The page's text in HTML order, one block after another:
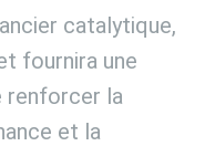
catalytique,
fournira une
renforcer la
et la